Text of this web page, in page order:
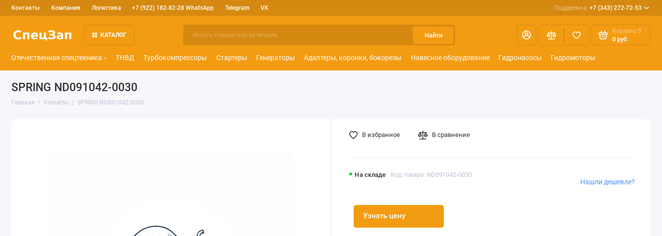
Контакты Компания Логистика +7 (922) 182-82-28 WhatsApp Telegram VK Поддержка +7 (343) 272-72-53
КАТАЛОГ Найти
Корзина 0
0 руб
Отечественная спецтехника ТНВД Турбокомпрессоры Стартеры Генераторы Адаптеры, коронки, бокорезы Навесное оборудование Гидронасосы Гидромоторы
SPRING ND091042-0030
Главная Komatsu SPRING ND091042-0030
На складе Код товара: ND091042-0030
Узнать цену
Нашли дешевле?
В избранное В сравнение